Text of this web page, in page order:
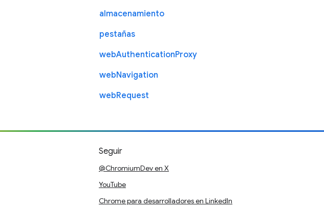
almacenamiento
pestañas
webAuthenticationProxy
webNavigation
webRequest
Seguir
@ChromiumDev en X
YouTube
Chrome para desarrolladores en LinkedIn